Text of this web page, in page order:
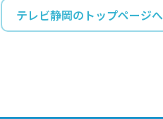
テレビ静岡のトップページへ